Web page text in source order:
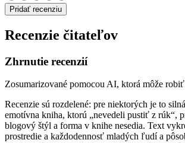
Pridať recenziu
Recenzie čitateľov
Zhrnutie recenzií
Zosumarizované pomocou AI, ktorá môže
Recenzie sú rozdelené: pre niektorých je to
emotívna kniha, ktorú „nevedeli pustiť z rúk“,
blogový štýl a forma v knihe nesedia. Text
prostredie a každodennosť mladých ľudí a